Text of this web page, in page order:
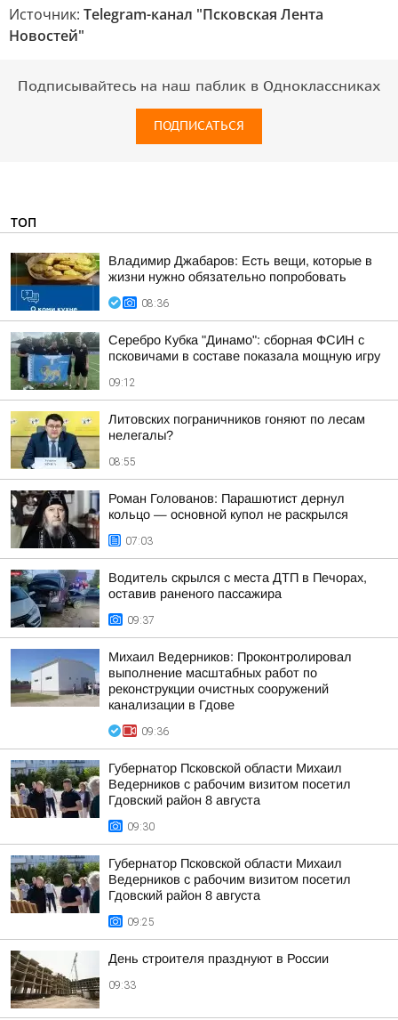
Источник: Telegram-канал "Псковская Лента
Новостей"
Подписывайтесь на наш паблик в Одноклассниках
ПОДПИСАТЬСЯ
ТОП
Владимир Джабаров: Есть вещи, которые в
жизни нужно обязательно попробовать
08:36
Серебро Кубка "Динамо": сборная ФСИН с
псковичами в составе показала мощную игру
09:12
Литовских пограничников гоняют по лесам
нелегалы?
08:55
Роман Голованов: Парашютист дернул
кольцо — основной купол не раскрылся
07:03
Водитель скрылся с места ДТП в Печорах,
оставив раненого пассажира
09:37
Михаил Ведерников: Проконтролировал
выполнение масштабных работ по
реконструкции очистных сооружений
канализации в Гдове
09:36
Губернатор Псковской области Михаил
Ведерников с рабочим визитом посетил
Гдовский район 8 августа
09:30
Губернатор Псковской области Михаил
Ведерников с рабочим визитом посетил
Гдовский район 8 августа
09:25
День строителя празднуют в России
09:33